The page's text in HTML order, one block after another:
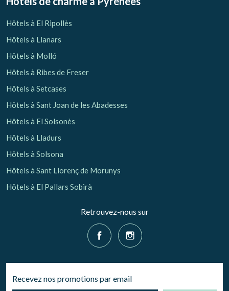
Hôtels à El Ripollès
Hôtels à Llanars
Hôtels à Molló
Hôtels à Ribes de Freser
Hôtels à Setcases
Hôtels à Sant Joan de les Abadesses
Hôtels à El Solsonès
Hôtels à Lladurs
Hôtels à Solsona
Hôtels à Sant Llorenç de Morunys
Hôtels à El Pallars Sobirà
Retrouvez-nous sur
Recevez nos promotions par email